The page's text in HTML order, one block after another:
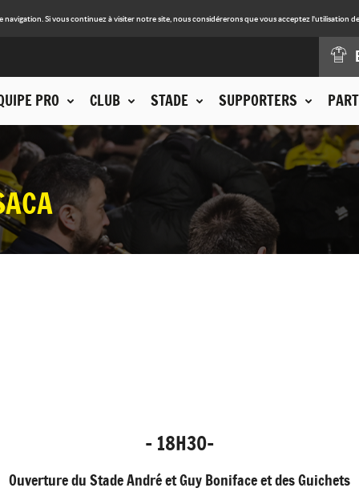
Si vous continuez à visiter notre site, nous considérerons que vous acceptez l'utilisation
PRO CLUB STADE SUPPORTERS
- 18H30-
Ouverture du Stade André et Guy Boniface et des Guichets